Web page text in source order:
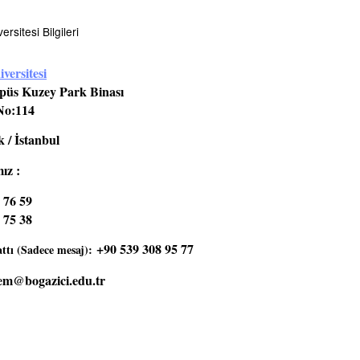
Bilgileri
Kuzey Park Binası
/ İstanbul
:
59
38
(Sadece mesaj): +90 539 308 95 77